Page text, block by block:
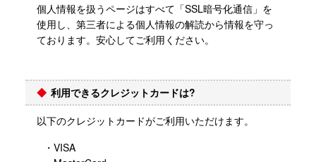
個人情報を扱うページはすべて「SSL暗号化通信」を
使用し、第三者による個人情報の解読から情報を守っ
ております。安心してご利用ください。
利用できるクレジットカードは?
以下のクレジットカードがご利用いただけます。
・VISA